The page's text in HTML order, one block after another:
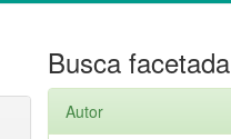
Busca facetada
Autor